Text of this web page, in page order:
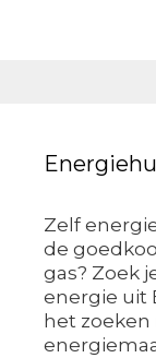
Zelf
de
gas? Zoek
energie uit
het